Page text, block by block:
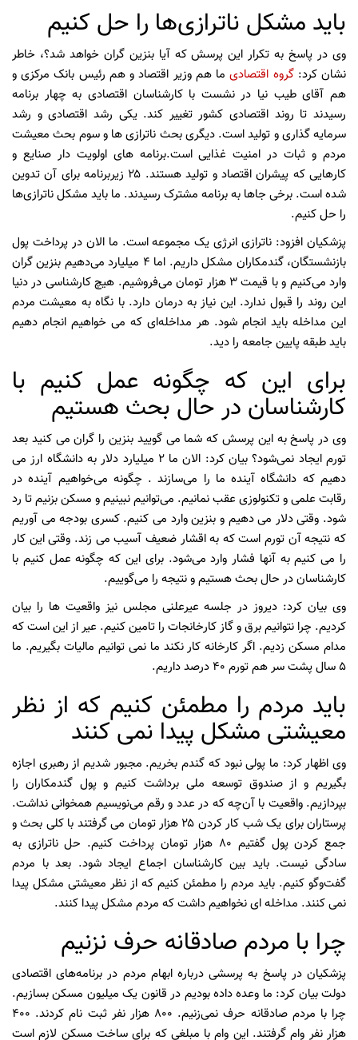
باید مشکل ناترازی‌ها را حل کنیم
وی در پاسخ به تکرار این پرسش که آیا بنزین گران خواهد شد؟، خاطر
نشان کرد:گروه اقتصادیما هم وزیر اقتصاد و هم رئیس بانک مرکزی و
هم آقای طیب نیا در نشست با کارشناسان اقتصادی به چهار برنامه
رسیدند تا روند اقتصادی کشور تغییر کند. یکی رشد اقتصادی و رشد
سرمایه گذاری و تولید است. دیگری بحث ناترازی ها و سوم بحث معیشت
مردم و ثبات در امنیت غذایی است.برنامه های اولویت دار صنایع و
کارهایی که پیشران اقتصاد و تولید هستند. ۲۵ زیربرنامه برای آن تدوین
شده است. برخی جاها به برنامه مشترک رسیدند. ما باید مشکل ناترازی‌ها
را حل کنیم.
پزشکیان افزود: ناترازی انرژی یک مجموعه است. ما الان در پرداخت پول
بازنشستگان، گندمکاران مشکل داریم. اما ۴ میلیارد می‌دهیم بنزین گران
وارد می‌کنیم و با قیمت ۳ هزار تومان می‌فروشیم. هیچ کارشناسی در دنیا
این روند را قبول ندارد. این نیاز به درمان دارد. با نگاه به معیشت مردم
این مداخله باید انجام شود. هر مداخله‌ای که می خواهیم انجام دهیم
باید طبقه پایین جامعه را دید.
برای این که چگونه عمل کنیم با
کارشناسان در حال بحث هستیم
وی در پاسخ به این پرسش که شما می گویید بنزین را گران می کنید بعد
تورم ایجاد نمی‌شود؟ بیان کرد: الان ما ۲ میلیارد دلار به دانشگاه ارز می
دهیم که دانشگاه آینده ما را می‌سازند . چگونه می‌خواهیم آینده در
رقابت علمی و تکنولوزی عقب نمانیم. می‌توانیم نبینیم و مسکن بزنیم تا رد
شود. وقتی دلار می دهیم و بنزین وارد می کنیم. کسری بودجه می آوریم
که نتیجه آن تورم است که به اقشار ضعیف آسیب می زند. وقتی این کار
را می کنیم به آنها فشار وارد می‌شود. برای این که چگونه عمل کنیم با
کارشناسان در حال بحث هستیم و نتیجه را می‌گوییم.
وی بیان کرد: دیروز در جلسه عیرعلنی مجلس نیز واقعیت ها را بیان
کردیم. چرا نتوانیم برق و گاز کارخانجات را تامین کنیم. عیر از این است که
مدام مسکن زدیم. اگر کارخانه کار نکند ما نمی توانیم مالیات بگیریم. ما
۵ سال پشت سر هم تورم ۴۰ درصد داریم.
باید مردم را مطمئن کنیم که از نظر
معیشتی مشکل پیدا نمی کنند
وی اظهار کرد: ما پولی نبود که گندم بخریم. مجبور شدیم از رهبری اجازه
بگیریم و از صندوق توسعه ملی برداشت کنیم و پول گندمکاران را
بپردازیم. واقعیت با آن‌چه که در عدد و رقم می‌نویسیم همخوانی نداشت.
پرستاران برای یک شب کار کردن ۲۵ هزار تومان می گرفتند با کلی بحث و
جمع کردن پول گفتیم ۸۰ هزار تومان پرداخت کنیم. حل ناترازی به
سادگی نیست. باید بین کارشناسان اجماع ایجاد شود. بعد با مردم
گفت‌وگو کنیم. باید مردم را مطمئن کنیم که از نظر معیشتی مشکل پیدا
نمی کنند. مداخله ای نخواهیم داشت که مردم مشکل پیدا کنند.
چرا با مردم صادقانه حرف نزنیم
پزشکیان در پاسخ به پرسشی درباره ابهام مردم در برنامه‌های اقتصادی
دولت بیان کرد: ما وعده داده بودیم در قانون یک میلیون مسکن بسازیم.
چرا با مردم صادقانه حرف نمی‌زنیم. ۸۰۰ هزار نفر ثبت نام کردند. ۴۰۰
هزار نفر وام گرفتند. این وام با مبلغی که برای ساخت مسکن لازم است